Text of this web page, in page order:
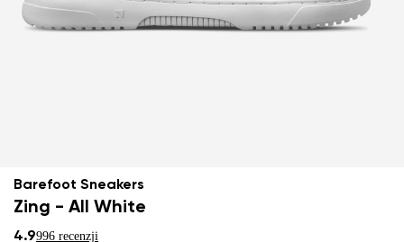
Barefoot Sneakers
Zing - All White
4.9996 recenzji